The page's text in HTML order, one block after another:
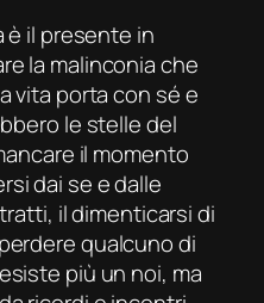
è il presente in
la malinconia che
vita porta con sé e
le stelle del
il momento
dai se e dalle
il dimenticarsi di
qualcuno di
più un noi, ma